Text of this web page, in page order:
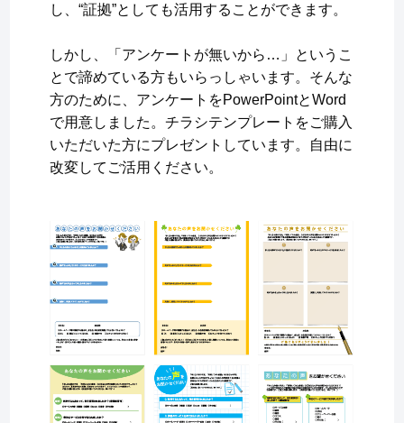
し、“証拠”としても活用することができます。
しかし、「アンケートが無いから…」というこ
とで諦めている方もいらっしゃいます。そんな
方のために、アンケートをPowerPointとWord
で用意しました。チラシテンプレートをご購入
いただいた方にプレゼントしています。自由に
改変してご活用ください。